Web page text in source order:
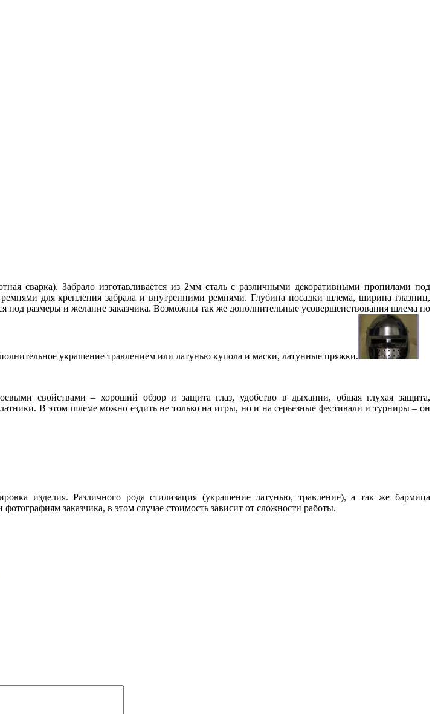
сварка). Забрало изготавливается из 2мм сталь с различными декоративными пропилами под
для крепления забрала и внутренними ремнями. Глубина посадки шлема, ширина глазниц,
под размеры и желание заказчика. Возможны так же дополнительные усовершенствования шлема по
украшение травлением или латунью купола и маски, латунные пряжки.
свойствами – хороший обзор и защита глаз, удобство в дыхании, общая глухая защита,
В этом шлеме можно ездить не только на игры, но и на серьезные фестивали и турниры – он
изделия. Различного рода стилизация (украшение латунью, травление), а так же бармица
заказчика, в этом случае стоимость зависит от сложности работы.